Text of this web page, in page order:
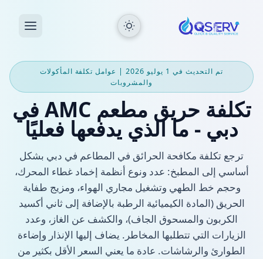
تم التحديث في 1 يوليو 2026 | عوامل تكلفة المأكولات
والمشروبات
تكلفة حريق مطعم AMC في
دبي - ما الذي يدفعها فعليًا
ترجع تكلفة مكافحة الحرائق في المطاعم في دبي بشكل
أساسي إلى المطبخ: عدد ونوع أنظمة إخماد غطاء المحرك،
وحجم خط الطهي وتشغيل مجاري الهواء، ومزيج طفاية
الحريق (المادة الكيميائية الرطبة بالإضافة إلى ثاني أكسيد
الكربون والمسحوق الجاف)، والكشف عن الغاز، وعدد
الزيارات التي تتطلبها المخاطر. يضاف إليها الإنذار وإضاءة
الطوارئ والرشاشات. عادة ما يعني السعر الأقل بكثير من